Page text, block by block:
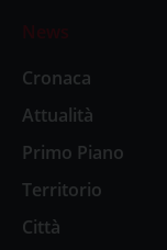
News
Cronaca
Attualità
Primo Piano
Territorio
Città